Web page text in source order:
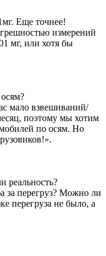
Еще точнее!
измерений
мг, или хотя бы
мало взвешиваний/
поэтому мы хотим
по осям. Но
реальность?
за перегруз? Можно ли
перегруза не было, а